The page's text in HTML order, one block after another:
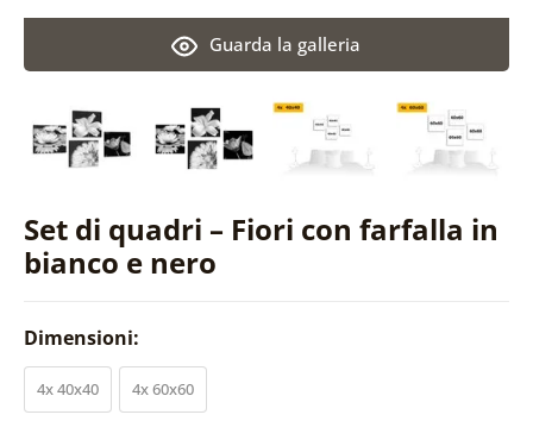
Set di quadri – Fiori con farfalla in
bianco e nero
Guarda la galleria
Dimensioni:
4x 40x40 4x 60x60